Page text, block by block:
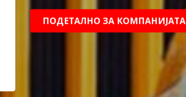
ПОДЕТАЛНО ЗА КОМПАНИЈАТА